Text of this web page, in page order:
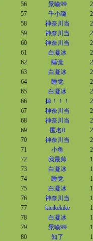
56
景喻99
57
千小璐
58
神奈川当
59
神奈川当
60
神奈川当
61
白凝冰
62
睡觉
63
白凝冰
64
睡觉
65
白凝冰
66
掉！！！
67
神奈川当
68
神奈川当
69
匿名0
70
神奈川当
71
小鱼
72
我最帅
73
白凝冰
74
睡觉
75
白凝冰
76
神奈川当
77
kieikekike
78
白凝冰
79
景喻99
80
知了